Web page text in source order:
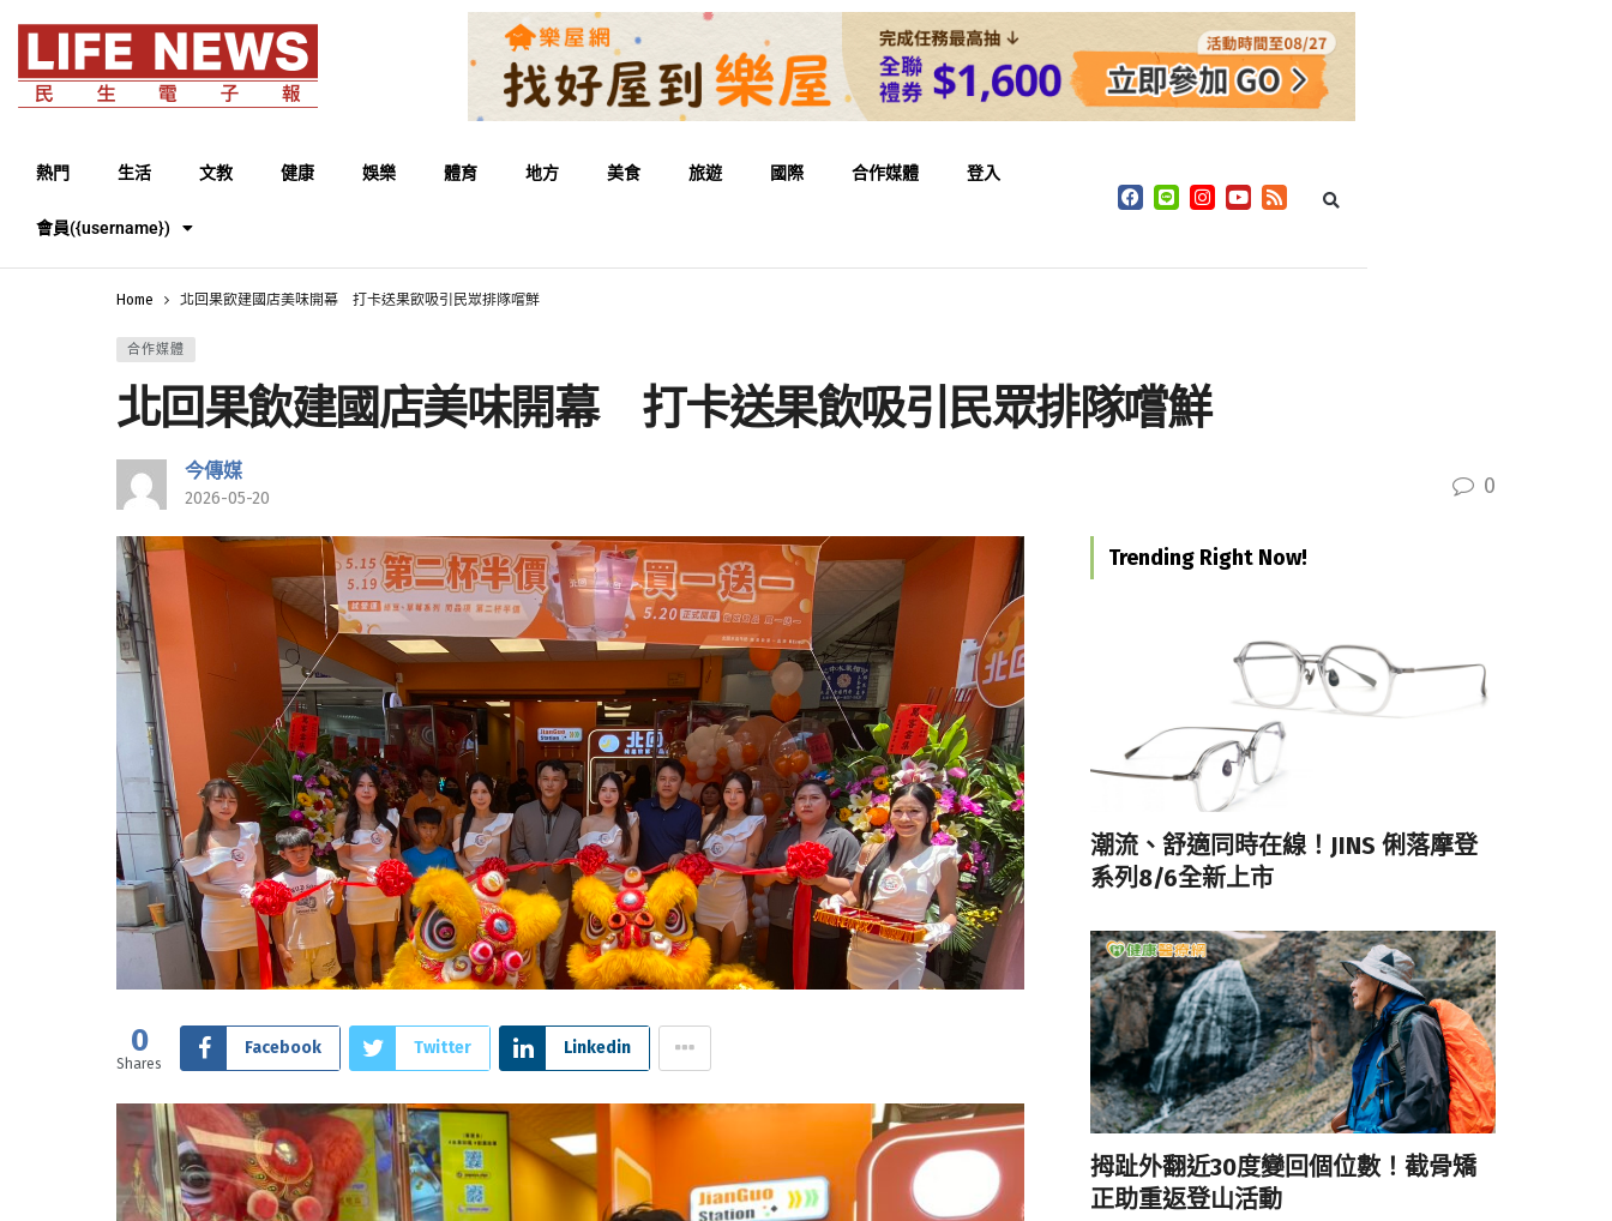
熱門 生活 文教 健康 娛樂 體育 地方 美食 旅遊 國際 合作媒體 登入
會員({username})
Home 北回果飲建國店美味開幕 打卡送果飲吸引民眾排隊嚐鮮
合作媒體
北回果飲建國店美味開幕 打卡送果飲吸引民眾排隊嚐鮮
今傳媒
2026-05-20 0
0
Shares
Facebook Twitter Linkedin
Trending Right Now!
潮流、舒適同時在線！JINS 俐落摩登
系列8/6全新上市
拇趾外翻近30度變回個位數！截骨矯
正助重返登山活動